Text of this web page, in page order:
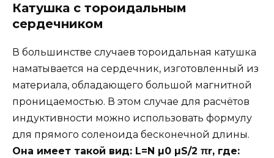
Катушка с тороидальным
сердечником
В большинстве случаев тороидальная катушка
наматывается на сердечник, изготовленный из
материала, обладающего большой магнитной
проницаемостью. В этом случае для расчётов
индуктивности можно использовать формулу
для прямого соленоида бесконечной длины.
Она имеет такой вид: L=N µ0 µS/2 πr, где: